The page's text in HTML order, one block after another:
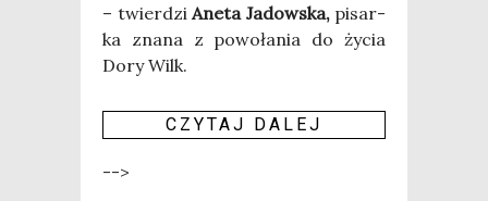
– twier­dzi Ane­ta Jadow­ska, pisar­
ka zna­na z powo­ła­nia do życia
Dory Wilk.
CZY­TAJ DALEJ
-->